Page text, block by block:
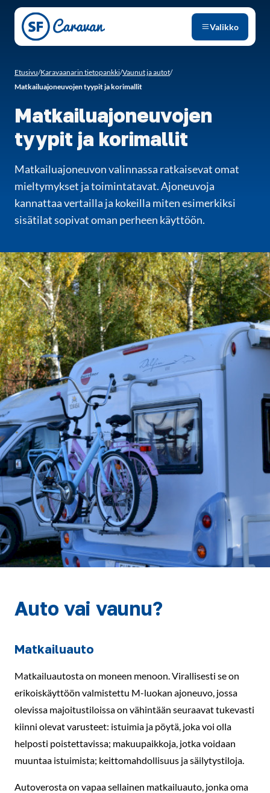
Siirry sivun sisältöön
Valikko
Etusivu/Karavaanarin tietopankki/Vaunut ja autot/
Matkailuajoneuvojen tyypit ja korimallit
Matkailuajoneuvojen
tyypit ja korimallit
Matkailuajoneuvon valinnassa ratkaisevat omat
mieltymykset ja toimintatavat. Ajoneuvoja
kannattaa vertailla ja kokeilla miten esimerkiksi
sisätilat sopivat oman perheen käyttöön.
Auto vai vaunu?
Matkailuauto
Matkailuautosta on moneen menoon. Virallisesti se on
erikoiskäyttöön valmistettu M-luokan ajoneuvo, jossa
olevissa majoitustiloissa on vähintään seuraavat tukevasti
kiinni olevat varusteet: istuimia ja pöytä, joka voi olla
helposti poistettavissa; makuupaikkoja, jotka voidaan
muuntaa istuimista; keittomahdollisuus ja säilytystiloja.
Autoverosta on vapaa sellainen matkailuauto, jonka oma